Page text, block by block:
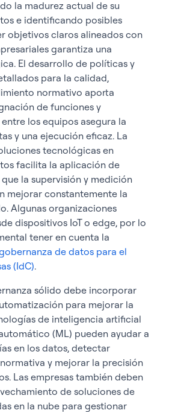
la madurez actual de su
e identificando posibles
objetivos claros alineados con
garantiza una
El desarrollo de políticas y
para la calidad,
normativo aporta
de funciones y
los equipos asegura la
y una ejecución eficaz. La
tecnológicas en
facilita la aplicación de
la supervisión y medición
mejorar constantemente la
Algunas organizaciones
dispositivos IoT o edge, por lo
tener en cuenta la
de datos para el
(IdC).
sólido debe incorporar
para mejorar la
de inteligencia artificial
(ML) pueden ayudar a
en los datos, detectar
y mejorar la precisión
Las empresas también deben
de soluciones de
en la nube para gestionar